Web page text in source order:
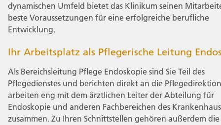
dynamischen Umfeld bietet das Klinikum seinen
beste Voraussetzungen für eine erfolgreiche berufliche
Entwicklung.
Ihr Arbeitsplatz als Pflegerische Leitung
Als Bereichsleitung Pflege Endoskopie sind Sie Teil des
Pflegedienstes und berichten direkt an die
arbeiten eng mit dem ärztlichen Leiter der Abteilung für
Endoskopie und anderen Fachbereichen des
zusammen. Zu Ihren Schnittstellen gehören außerdem die